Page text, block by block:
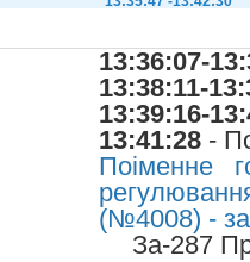
13:36:07-
13:38:11-
13:39:16-
13:41:28 -
Поіменне
(№4008) -
За-287